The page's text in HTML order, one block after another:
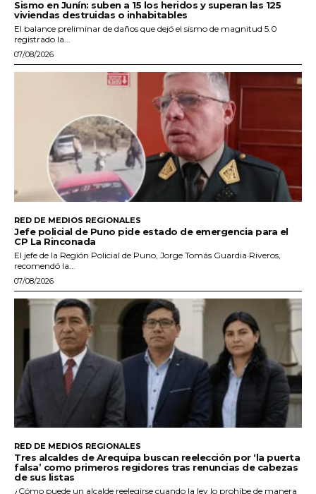
Sismo en Junín: suben a 15 los heridos y superan las 125
viviendas destruidas o inhabitables
El balance preliminar de daños que dejó el sismo de magnitud 5.0
registrado la...
07/08/2026
RED DE MEDIOS REGIONALES
Jefe policial de Puno pide estado de emergencia para el
CP La Rinconada
El jefe de la Región Policial de Puno, Jorge Tomás Guardia Riveros,
recomendó la...
07/08/2026
RED DE MEDIOS REGIONALES
Tres alcaldes de Arequipa buscan reelección por ‘la puerta
falsa’ como primeros regidores tras renuncias de cabezas
de sus listas
¿Cómo puede un alcalde reelegirse cuando la ley lo prohíbe de manera